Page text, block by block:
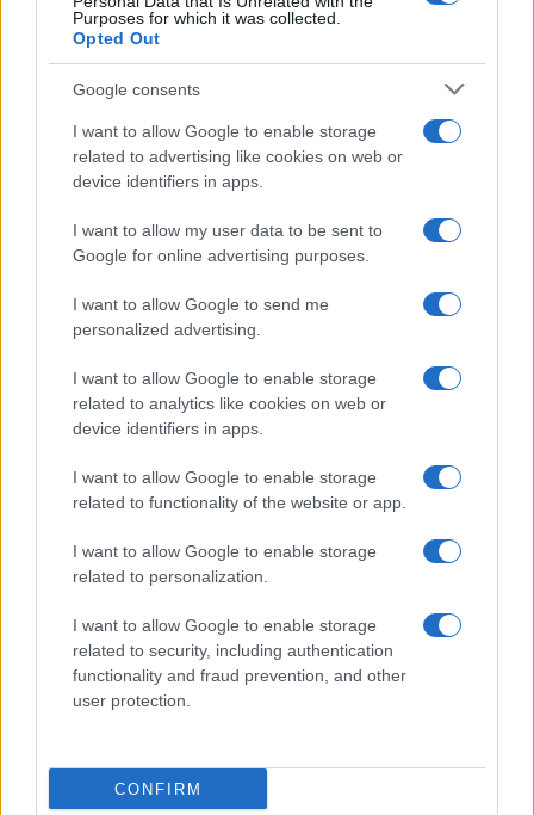
Purposes for which it was collected.
Opted Out
Google consents
I want to allow Google to enable storage
related to advertising like cookies on web or
device identifiers in apps.
I want to allow my user data to be sent to
Google for online advertising purposes.
I want to allow Google to send me
personalized advertising.
I want to allow Google to enable storage
related to analytics like cookies on web or
device identifiers in apps.
I want to allow Google to enable storage
related to functionality of the website or app.
I want to allow Google to enable storage
related to personalization.
I want to allow Google to enable storage
related to security, including authentication
functionality and fraud prevention, and other
user protection.
CONFIRM
I nostri cari
I nostri cari
Giovannimaria Cabras
Invia un Comunicato Stampa|Pubblicità|
Vuoi rimanere sempre aggiornato?
Iscriviti alla newsletter di Gallura Oggi e ricevi le nostre
*campo obbligatorio
Indirizzo email *